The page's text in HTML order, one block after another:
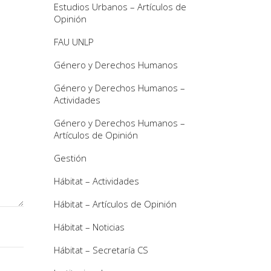
Estudios Urbanos – Artículos de
Opinión
FAU UNLP
Género y Derechos Humanos
Género y Derechos Humanos –
Actividades
Género y Derechos Humanos –
Artículos de Opinión
Gestión
Hábitat – Actividades
Hábitat – Artículos de Opinión
Hábitat – Noticias
Hábitat – Secretaría CS